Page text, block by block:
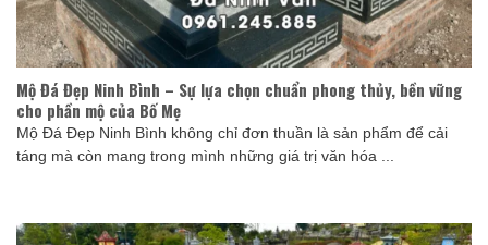
Mộ Đá Đẹp Ninh Bình – Sự lựa chọn chuẩn phong thủy, bền vững
cho phần mộ của Bố Mẹ
Mộ Đá Đẹp Ninh Bình không chỉ đơn thuần là sản phẩm để cải
táng mà còn mang trong mình những giá trị văn hóa ...